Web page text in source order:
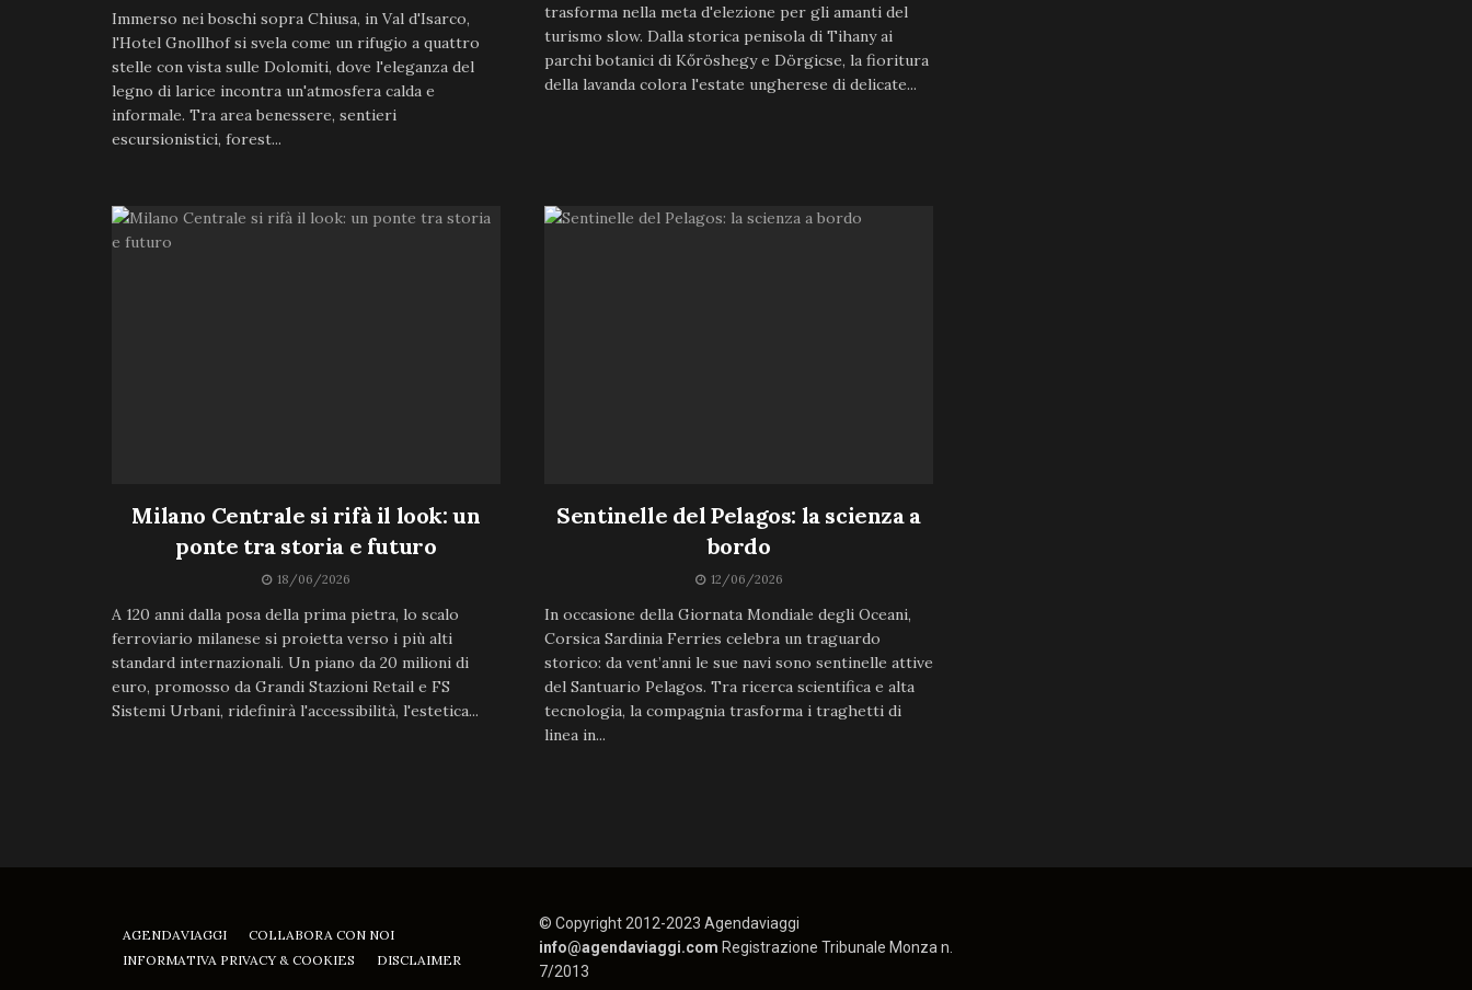
Immerso nei boschi sopra Chiusa, in Val d'Isarco,
l'Hotel Gnollhof si svela come un rifugio a quattro
stelle con vista sulle Dolomiti, dove l'eleganza del
legno di larice incontra un'atmosfera calda e
informale. Tra area benessere, sentieri
escursionistici, forest...
trasforma nella meta d'elezione per gli amanti del
turismo slow. Dalla storica penisola di Tihany ai
parchi botanici di Kőröshegy e Dörgicse, la fioritura
della lavanda colora l'estate ungherese di delicate...
Milano Centrale si rifà il look: un
ponte tra storia e futuro
18/06/2026
A 120 anni dalla posa della prima pietra, lo scalo
ferroviario milanese si proietta verso i più alti
standard internazionali. Un piano da 20 milioni di
euro, promosso da Grandi Stazioni Retail e FS
Sistemi Urbani, ridefinirà l'accessibilità, l'estetica...
Sentinelle del Pelagos: la scienza a
bordo
12/06/2026
In occasione della Giornata Mondiale degli Oceani,
Corsica Sardinia Ferries celebra un traguardo
storico: da vent’anni le sue navi sono sentinelle attive
del Santuario Pelagos. Tra ricerca scientifica e alta
tecnologia, la compagnia trasforma i traghetti di
linea in...
AGENDAVIAGGI
COLLABORA CON NOI
INFORMATIVA PRIVACY & COOKIES
DISCLAIMER
© Copyright 2012-2023 Agendaviaggi
info@agendaviaggi.com Registrazione Tribunale Monza n.
7/2013